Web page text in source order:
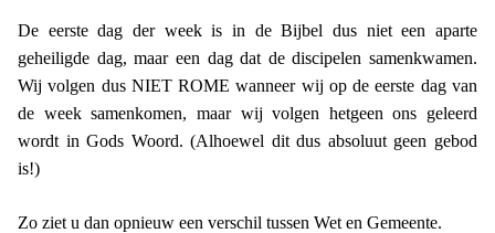
De eerste dag der week is in de Bijbel dus niet een aparte
geheiligde dag, maar een dag dat de discipelen samenkwamen.
Wij volgen dus NIET ROME wanneer wij op de eerste dag van
de week samenkomen, maar wij volgen hetgeen ons geleerd
wordt in Gods Woord. (Alhoewel dit dus absoluut geen gebod
is!)
Zo ziet u dan opnieuw een verschil tussen Wet en Gemeente.